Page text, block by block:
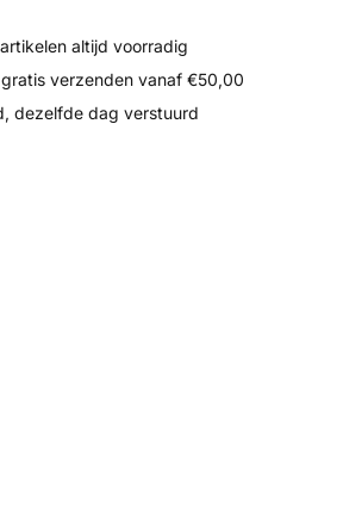
altijd voorradig
verzenden vanaf €50,00
dezelfde dag verstuurd